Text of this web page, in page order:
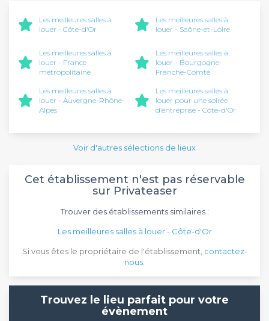
Les meilleures salles à
louer - Côte-d'Or
Les meilleures salles à
louer - Saône-et-Loire
Les meilleures salles à
louer - France
métropolitaine
Les meilleures salles à
louer - Bourgogne-
Franche-Comté
Les meilleures salles à
louer - Auvergne-Rhône-
Alpes
Les meilleures salles à
louer pour une soirée
d’entreprise - Côte-d'Or
Voir d'autres sélections de lieux
Cet établissement n'est pas réservable
sur Privateaser
Trouver des établissements similaires :
Les meilleures salles à louer - Côte-d'Or
Si vous êtes le propriétaire de l'établissement, contactez-
nous
Trouvez le lieu parfait pour votre
évènement